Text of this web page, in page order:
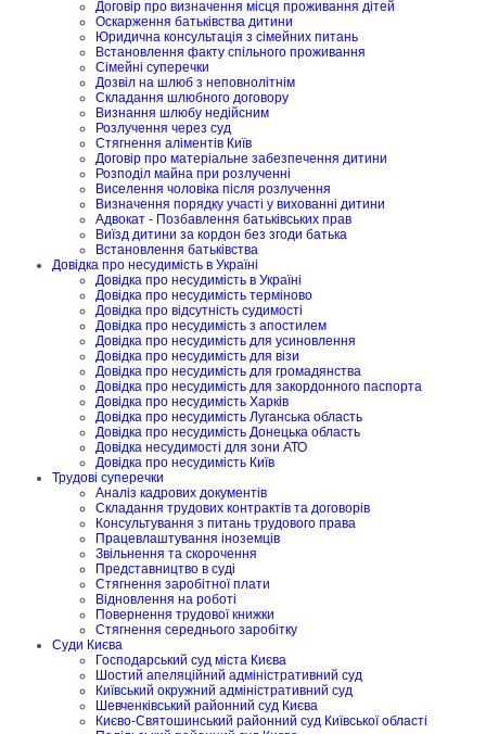
Договір про визначення місця проживання дітей
Оскарження батьківства дитини
Юридична консультація з сімейних питань
Встановлення факту спільного проживання
Сімейні суперечки
Дозвіл на шлюб з неповнолітнім
Складання шлюбного договору
Визнання шлюбу недійсним
Розлучення через суд
Стягнення аліментів Київ
Договір про матеріальне забезпечення дитини
Розподіл майна при розлученні
Виселення чоловіка після розлучення
Визначення порядку участі у вихованні дитини
Адвокат - Позбавлення батьківських прав
Виїзд дитини за кордон без згоди батька
Встановлення батьківства
Довідка про несудимість в Україні
Довідка про несудимість в Україні
Довідка про несудимість терміново
Довідка про відсутність судимості
Довідка про несудимість з апостилем
Довідка про несудимість для усиновлення
Довідка про несудимість для візи
Довідка про несудимість для громадянства
Довідка про несудимість для закордонного паспорта
Довідка про несудимість Харків
Довідка про несудимість Луганська область
Довідка про несудимість Донецька область
Довідка несудимості для зони АТО
Довідка про несудимість Київ
Трудові суперечки
Аналіз кадрових документів
Складання трудових контрактів та договорів
Консультування з питань трудового права
Працевлаштування іноземців
Звільнення та скорочення
Представництво в суді
Стягнення заробітної плати
Відновлення на роботі
Повернення трудової книжки
Стягнення середнього заробітку
Суди Києва
Господарський суд міста Києва
Шостий апеляційний адміністративний суд
Київський окружний адміністративний суд
Шевченківський районний суд Києва
Києво-Святошинський районний суд Київської області